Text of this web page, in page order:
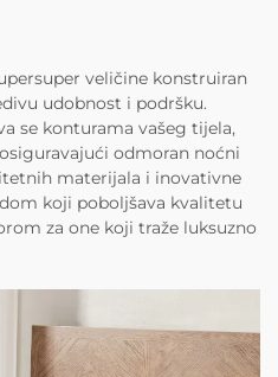
veličine konstruiran
udobnost i podršku.
se konturama vašeg tijela,
odmoran noćni
materijala i inovativne
koji poboljšava kvalitetu
za one koji traže luksuzno